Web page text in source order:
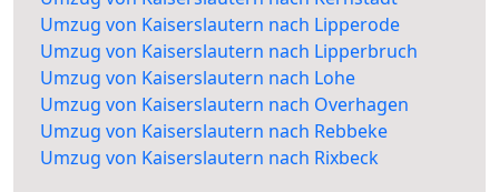
Umzug von Kaiserslautern nach Lipperode
Umzug von Kaiserslautern nach Lipperbruch
Umzug von Kaiserslautern nach Lohe
Umzug von Kaiserslautern nach Overhagen
Umzug von Kaiserslautern nach Rebbeke
Umzug von Kaiserslautern nach Rixbeck